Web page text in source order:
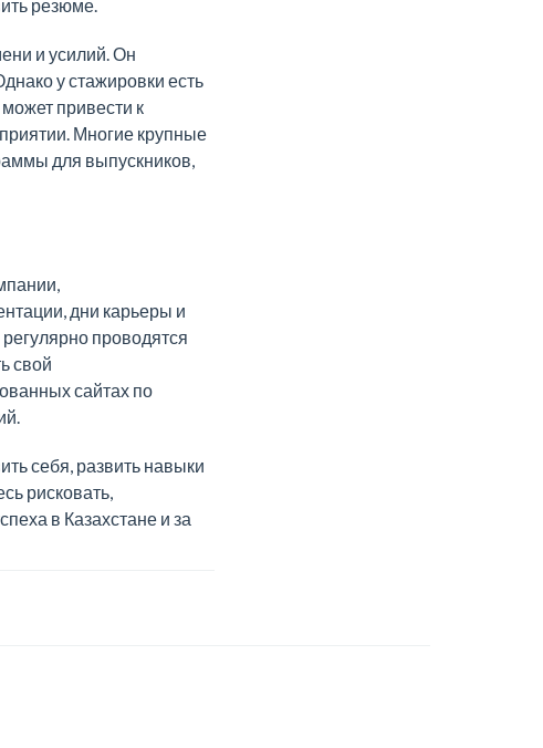
резюме.
и усилий. Он
у стажировки есть
привести к
Многие крупные
для выпускников,
дни карьеры и
проводятся
свой
сайтах по
себя, развить навыки
рисковать,
в Казахстане и за